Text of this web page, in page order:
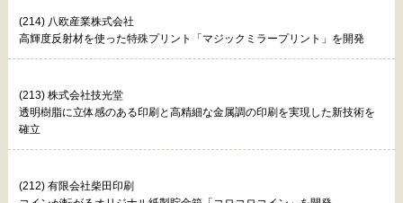
(214) 八欧産業株式会社
高輝度反射材を使った特殊プリント「マジックミラープリント」を開発
(213) 株式会社技光堂
透明樹脂に立体感のある印刷と高精細な金属調の印刷を実現した新技術を
確立
(212) 有限会社柴田印刷